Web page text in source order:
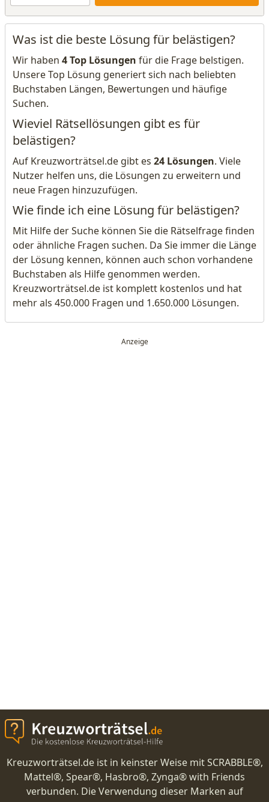
Was ist die beste Lösung für belästigen?
Wir haben 4 Top Lösungen für die Frage belstigen.
Unsere Top Lösung generiert sich nach beliebten
Buchstaben Längen, Bewertungen und häufige
Suchen.
Wieviel Rätsellösungen gibt es für
belästigen?
Auf Kreuzworträtsel.de gibt es 24 Lösungen. Viele
Nutzer helfen uns, die Lösungen zu erweitern und
neue Fragen hinzuzufügen.
Wie finde ich eine Lösung für belästigen?
Mit Hilfe der Suche können Sie die Rätselfrage finden
oder ähnliche Fragen suchen. Da Sie immer die Länge
der Lösung kennen, können auch schon vorhandene
Buchstaben als Hilfe genommen werden.
Kreuzworträtsel.de ist komplett kostenlos und hat
mehr als 450.000 Fragen und 1.650.000 Lösungen.
Kreuzworträtsel.de ist in keinster Weise mit SCRABBLE®,
Mattel®, Spear®, Hasbro®, Zynga® with Friends
verbunden. Die Verwendung dieser Marken auf